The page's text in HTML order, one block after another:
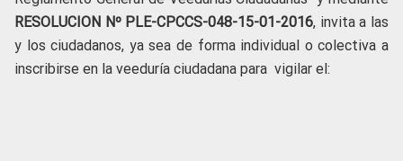
RESOLUCION Nº PLE-CPCCS-048-15-01-2016, invita a las
y los ciudadanos, ya sea de forma individual o colectiva a
inscribirse en la veeduría ciudadana para vigilar el: